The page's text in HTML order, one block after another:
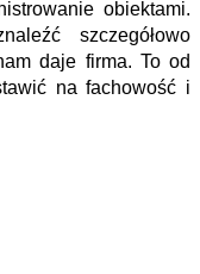
obiektami.
szczegółowo
daje firma. To od
na fachowość i